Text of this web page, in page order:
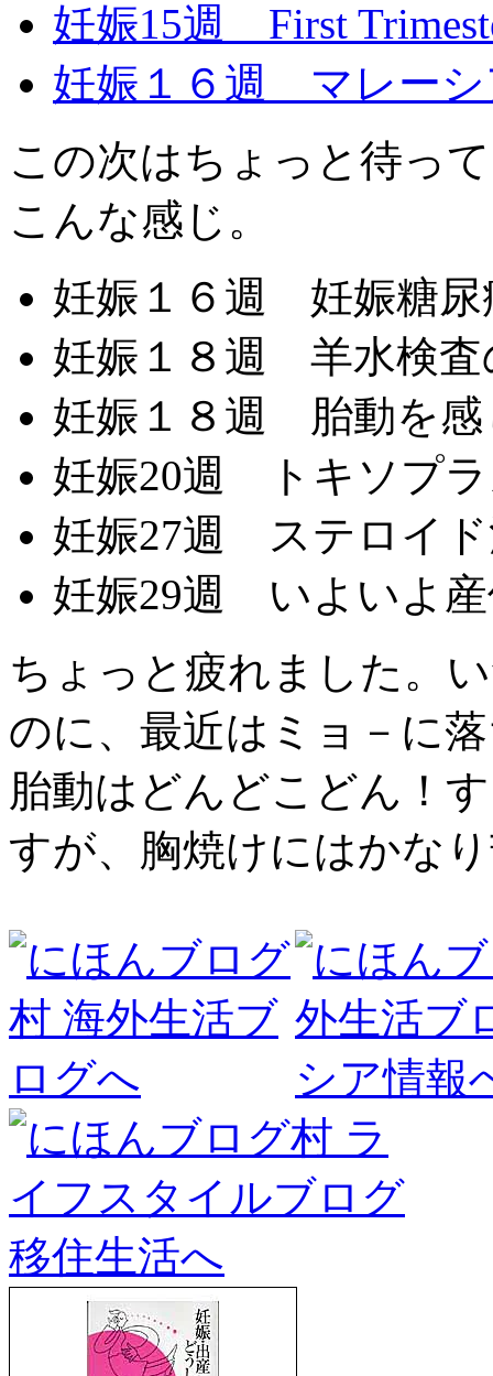
妊娠15週 First
妊娠１６週 マレーシ
この次はちょっと待っ
こんな感じ。
妊娠１６週 妊娠糖尿
妊娠１８週 羊水検査
妊娠１８週 胎動を感
妊娠20週 トキソプ
妊娠27週 ステロイ
妊娠29週 いよいよ産
ちょっと疲れました。
のに、最近はミョ－に
胎動はどんどこどん！
すが、胸焼けにはかな